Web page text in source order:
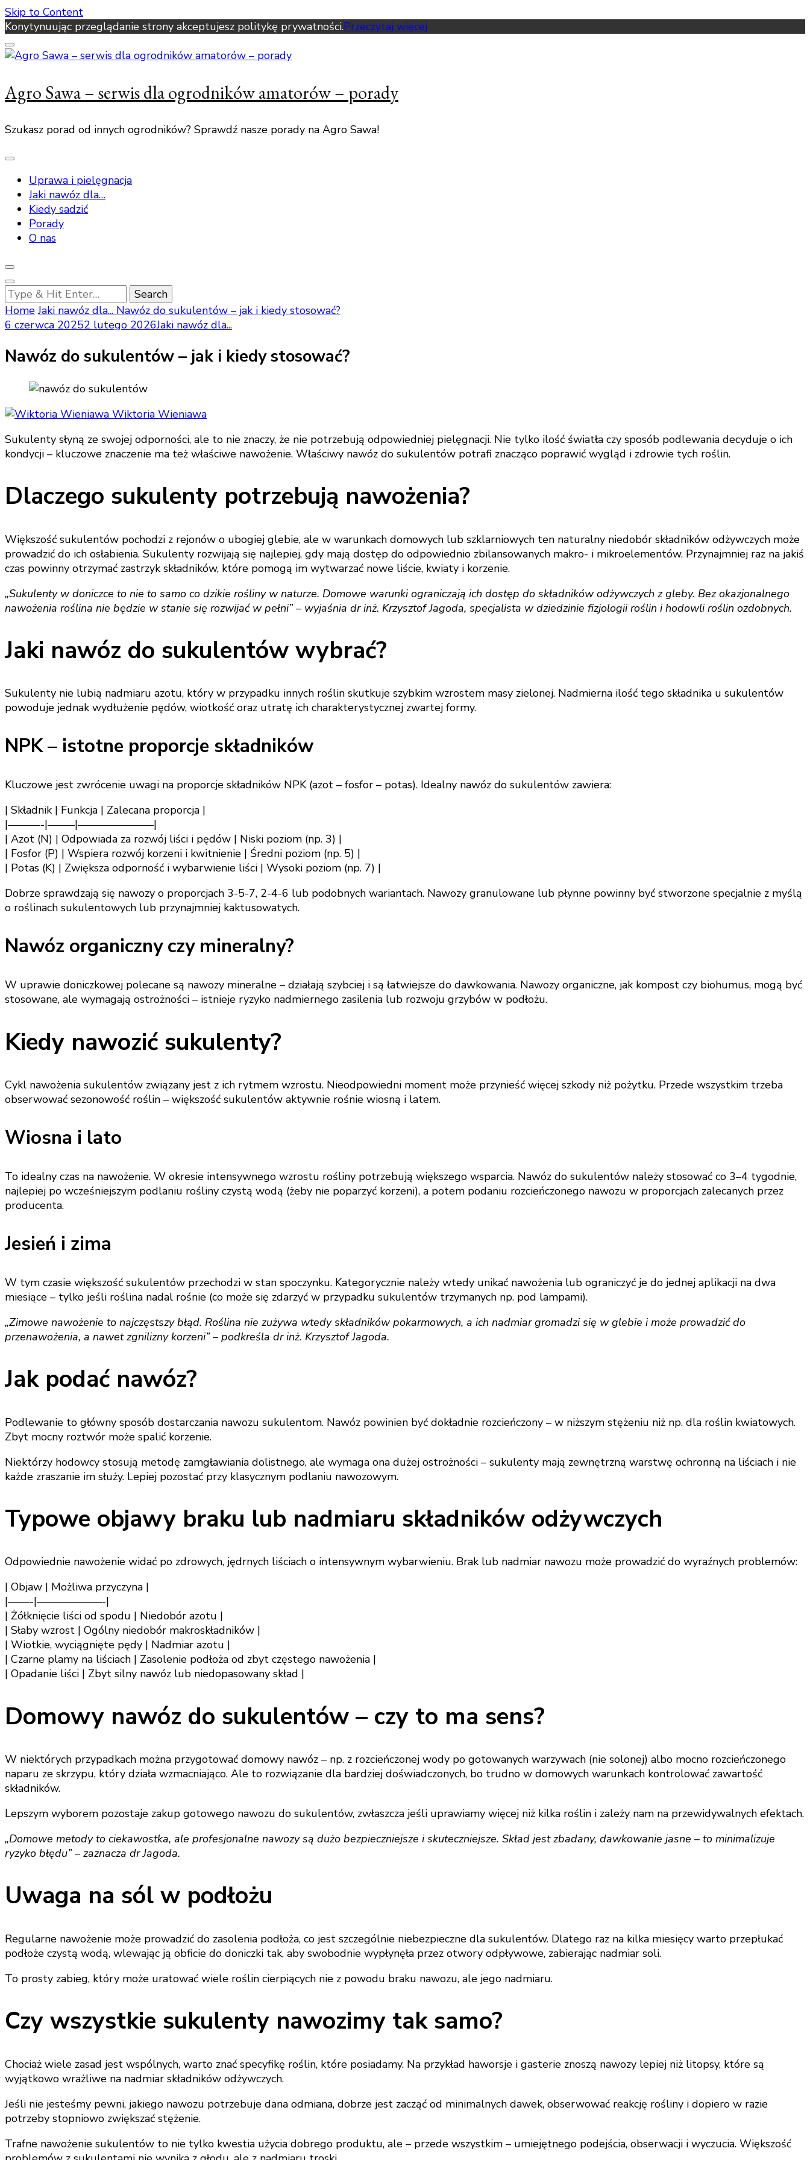
Skip to Content
Konytynuując przeglądanie strony akceptujesz politykę prywatności.Przeczytaj więcej
Agro Sawa – serwis dla ogrodników amatorów – porady
Szukasz porad od innych ogrodników? Sprawdź nasze porady na Agro Sawa!
Uprawa i pielęgnacja
Jaki nawóz dla…
Kiedy sadzić
Porady
O nas
Looking
for
Something?
Home Jaki nawóz dla... Nawóz do sukulentów – jak i kiedy stosować?
6 czerwca 20252 lutego 2026Jaki nawóz dla...
Nawóz do sukulentów – jak i kiedy stosować?
Wiktoria Wieniawa
Sukulenty słyną ze swojej odporności, ale to nie znaczy, że nie potrzebują odpowiedniej pielęgnacji. Nie tylko ilość światła czy sposób podlewania decyduje o ich
kondycji – kluczowe znaczenie ma też właściwe nawożenie. Właściwy nawóz do sukulentów potrafi znacząco poprawić wygląd i zdrowie tych roślin.
Dlaczego sukulenty potrzebują nawożenia?
Większość sukulentów pochodzi z rejonów o ubogiej glebie, ale w warunkach domowych lub szklarniowych ten naturalny niedobór składników odżywczych może
prowadzić do ich osłabienia. Sukulenty rozwijają się najlepiej, gdy mają dostęp do odpowiednio zbilansowanych makro- i mikroelementów. Przynajmniej raz na jakiś
czas powinny otrzymać zastrzyk składników, które pomogą im wytwarzać nowe liście, kwiaty i korzenie.
„Sukulenty w doniczce to nie to samo co dzikie rośliny w naturze. Domowe warunki ograniczają ich dostęp do składników odżywczych z gleby. Bez okazjonalnego
nawożenia roślina nie będzie w stanie się rozwijać w pełni” – wyjaśnia dr inż. Krzysztof Jagoda, specjalista w dziedzinie fizjologii roślin i hodowli roślin ozdobnych.
Jaki nawóz do sukulentów wybrać?
Sukulenty nie lubią nadmiaru azotu, który w przypadku innych roślin skutkuje szybkim wzrostem masy zielonej. Nadmierna ilość tego składnika u sukulentów
powoduje jednak wydłużenie pędów, wiotkość oraz utratę ich charakterystycznej zwartej formy.
NPK – istotne proporcje składników
Kluczowe jest zwrócenie uwagi na proporcje składników NPK (azot – fosfor – potas). Idealny nawóz do sukulentów zawiera:
| Składnik | Funkcja | Zalecana proporcja |
|———-|——–|———————|
| Azot (N) | Odpowiada za rozwój liści i pędów | Niski poziom (np. 3) |
| Fosfor (P) | Wspiera rozwój korzeni i kwitnienie | Średni poziom (np. 5) |
| Potas (K) | Zwiększa odporność i wybarwienie liści | Wysoki poziom (np. 7) |
Dobrze sprawdzają się nawozy o proporcjach 3-5-7, 2-4-6 lub podobnych wariantach. Nawozy granulowane lub płynne powinny być stworzone specjalnie z myślą
o roślinach sukulentowych lub przynajmniej kaktusowatych.
Nawóz organiczny czy mineralny?
W uprawie doniczkowej polecane są nawozy mineralne – działają szybciej i są łatwiejsze do dawkowania. Nawozy organiczne, jak kompost czy biohumus, mogą być
stosowane, ale wymagają ostrożności – istnieje ryzyko nadmiernego zasilenia lub rozwoju grzybów w podłożu.
Kiedy nawozić sukulenty?
Cykl nawożenia sukulentów związany jest z ich rytmem wzrostu. Nieodpowiedni moment może przynieść więcej szkody niż pożytku. Przede wszystkim trzeba
obserwować sezonowość roślin – większość sukulentów aktywnie rośnie wiosną i latem.
Wiosna i lato
To idealny czas na nawożenie. W okresie intensywnego wzrostu rośliny potrzebują większego wsparcia. Nawóz do sukulentów należy stosować co 3–4 tygodnie,
najlepiej po wcześniejszym podlaniu rośliny czystą wodą (żeby nie poparzyć korzeni), a potem podaniu rozcieńczonego nawozu w proporcjach zalecanych przez
producenta.
Jesień i zima
W tym czasie większość sukulentów przechodzi w stan spoczynku. Kategorycznie należy wtedy unikać nawożenia lub ograniczyć je do jednej aplikacji na dwa
miesiące – tylko jeśli roślina nadal rośnie (co może się zdarzyć w przypadku sukulentów trzymanych np. pod lampami).
„Zimowe nawożenie to najczęstszy błąd. Roślina nie zużywa wtedy składników pokarmowych, a ich nadmiar gromadzi się w glebie i może prowadzić do
przenawożenia, a nawet zgnilizny korzeni” – podkreśla dr inż. Krzysztof Jagoda.
Jak podać nawóz?
Podlewanie to główny sposób dostarczania nawozu sukulentom. Nawóz powinien być dokładnie rozcieńczony – w niższym stężeniu niż np. dla roślin kwiatowych.
Zbyt mocny roztwór może spalić korzenie.
Niektórzy hodowcy stosują metodę zamgławiania dolistnego, ale wymaga ona dużej ostrożności – sukulenty mają zewnętrzną warstwę ochronną na liściach i nie
każde zraszanie im służy. Lepiej pozostać przy klasycznym podlaniu nawozowym.
Typowe objawy braku lub nadmiaru składników odżywczych
Odpowiednie nawożenie widać po zdrowych, jędrnych liściach o intensywnym wybarwieniu. Brak lub nadmiar nawozu może prowadzić do wyraźnych problemów:
| Objaw | Możliwa przyczyna |
|——-|——————-|
| Żółknięcie liści od spodu | Niedobór azotu |
| Słaby wzrost | Ogólny niedobór makroskładników |
| Wiotkie, wyciągnięte pędy | Nadmiar azotu |
| Czarne plamy na liściach | Zasolenie podłoża od zbyt częstego nawożenia |
| Opadanie liści | Zbyt silny nawóz lub niedopasowany skład |
Domowy nawóz do sukulentów – czy to ma sens?
W niektórych przypadkach można przygotować domowy nawóz – np. z rozcieńczonej wody po gotowanych warzywach (nie solonej) albo mocno rozcieńczonego
naparu ze skrzypu, który działa wzmacniająco. Ale to rozwiązanie dla bardziej doświadczonych, bo trudno w domowych warunkach kontrolować zawartość
składników.
Lepszym wyborem pozostaje zakup gotowego nawozu do sukulentów, zwłaszcza jeśli uprawiamy więcej niż kilka roślin i zależy nam na przewidywalnych efektach.
„Domowe metody to ciekawostka, ale profesjonalne nawozy są dużo bezpieczniejsze i skuteczniejsze. Skład jest zbadany, dawkowanie jasne – to minimalizuje
ryzyko błędu” – zaznacza dr Jagoda.
Uwaga na sól w podłożu
Regularne nawożenie może prowadzić do zasolenia podłoża, co jest szczególnie niebezpieczne dla sukulentów. Dlatego raz na kilka miesięcy warto przepłukać
podłoże czystą wodą, wlewając ją obficie do doniczki tak, aby swobodnie wypłynęła przez otwory odpływowe, zabierając nadmiar soli.
To prosty zabieg, który może uratować wiele roślin cierpiących nie z powodu braku nawozu, ale jego nadmiaru.
Czy wszystkie sukulenty nawozimy tak samo?
Chociaż wiele zasad jest wspólnych, warto znać specyfikę roślin, które posiadamy. Na przykład haworsje i gasterie znoszą nawozy lepiej niż litopsy, które są
wyjątkowo wrażliwe na nadmiar składników odżywczych.
Jeśli nie jesteśmy pewni, jakiego nawozu potrzebuje dana odmiana, dobrze jest zacząć od minimalnych dawek, obserwować reakcję rośliny i dopiero w razie
potrzeby stopniowo zwiększać stężenie.
Trafne nawożenie sukulentów to nie tylko kwestia użycia dobrego produktu, ale – przede wszystkim – umiejętnego podejścia, obserwacji i wyczucia. Większość